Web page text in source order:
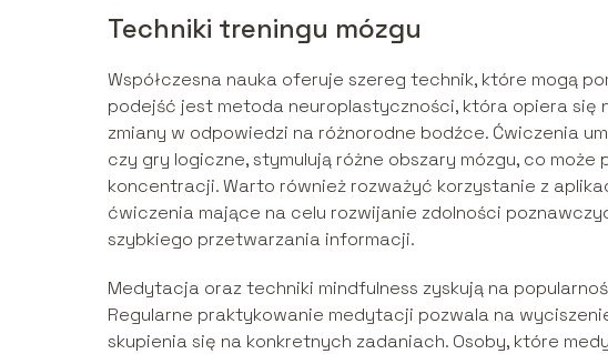
Techniki treningu mózgu
Współczesna nauka oferuje szereg technik, które mogą
podejść jest metoda neuroplastyczności, która opiera się
zmiany w odpowiedzi na różnorodne bodźce. Ćwiczenia
czy gry logiczne, stymulują różne obszary mózgu, co
koncentracji. Warto również rozważyć korzystanie z
ćwiczenia mające na celu rozwijanie zdolności
szybkiego przetwarzania informacji.
Medytacja oraz techniki mindfulness zyskują na
Regularne praktykowanie medytacji pozwala na
skupienia się na konkretnych zadaniach. Osoby, które